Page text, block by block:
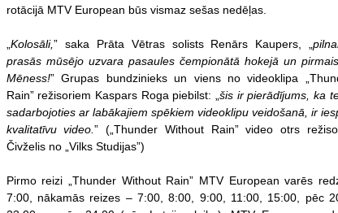
rotācijā MTV European būs vismaz sešas nedēļas.
Kolosāli,” saka Prāta Vētras solists Renārs Kaupers, „
prasās mūsējo uzvara pasaules čempionātā hokejā un
Mēness!” Grupas bundzinieks un viens no videoklipa
Rain” režisoriem Kaspars Roga piebilst: „ šis ir pierādījums, ka
sadarbojoties ar labākajiem spēkiem videoklipu veidošanā, ir
kvalitatīvu video.” („Thunder Without Rain” video otrs
Čivželis no „Vilks Studijas”)
Pirmo reizi „Thunder Without Rain” MTV European varēs
7:00, nākamās reizes – 7:00, 8:00, 9:00, 11:00, 15:00, pēc